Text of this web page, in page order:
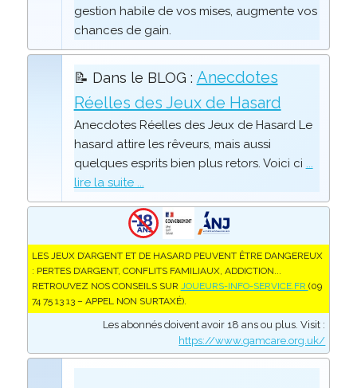
gestion habile de vos mises, augmente vos
chances de gain.
📝 Dans le BLOG : Anecdotes
Réelles des Jeux de Hasard
Anecdotes Réelles des Jeux de Hasard Le
hasard attire les rêveurs, mais aussi
quelques esprits bien plus retors. Voici ci ...
lire la suite ...
LES JEUX D’ARGENT ET DE HASARD PEUVENT ÊTRE DANGEREUX
: PERTES D’ARGENT, CONFLITS FAMILIAUX, ADDICTION...
RETROUVEZ NOS CONSEILS SUR JOUEURS-INFO-SERVICE.FR (09
74 75 13 13 – APPEL NON SURTAXÉ).
Les abonnés doivent avoir 18 ans ou plus. Visit :
https://www.gamcare.org.uk/